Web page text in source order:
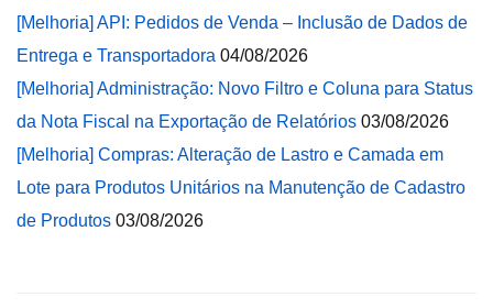
[Melhoria] API: Pedidos de Venda – Inclusão de Dados de
Entrega e Transportadora 04/08/2026
[Melhoria] Administração: Novo Filtro e Coluna para Status
da Nota Fiscal na Exportação de Relatórios 03/08/2026
[Melhoria] Compras: Alteração de Lastro e Camada em
Lote para Produtos Unitários na Manutenção de Cadastro
de Produtos 03/08/2026